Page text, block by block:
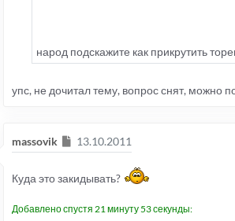
народ подскажите как прикрутить
упс, не дочитал тему, вопрос снят, можно
massovik Сообщение
13.10.2011
Куда это закидывать?
Добавлено спустя 21 минуту 53 секунды: